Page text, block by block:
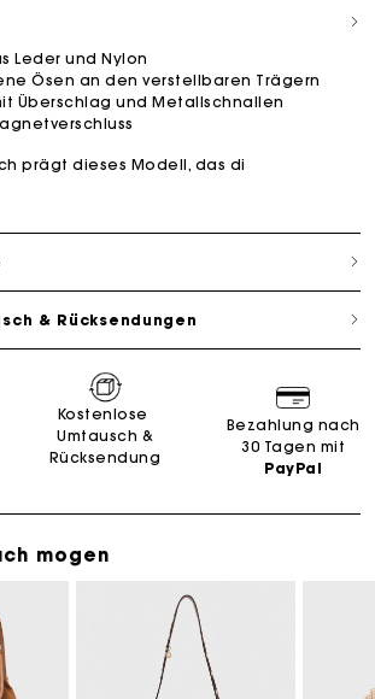
Leder und Nylon
Ösen an den verstellbaren Trägern
Überschlag und Metallschnallen
prägt dieses Modell, das di
& Rücksendungen
Kostenlose
Umtausch &
Rücksendung
Bezahlung nach
30 Tagen mit
PayPal
mogen